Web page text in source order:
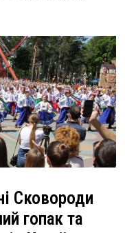
Сковороди
гопак та